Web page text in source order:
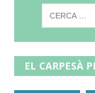
EL CARPESÀ